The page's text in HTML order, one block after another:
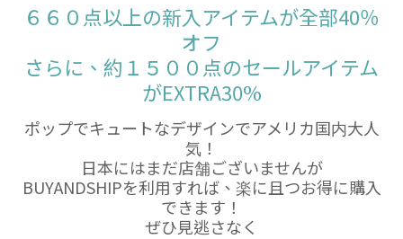
６６０点以上の新入アイテムが全部40％
オフ
さらに、約１５００点のセールアイテム
がEXTRA30%
ポップでキュートなデザインでアメリカ国内大人
気！
日本にはまだ店舗ございませんが
BUYANDSHIPを利用すれば、楽に且つお得に購入
できます！
ぜひ見逃さなく